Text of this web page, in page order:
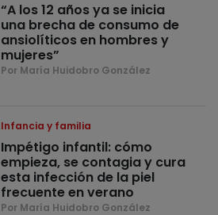
“A los 12 años ya se inicia
una brecha de consumo de
ansiolíticos en hombres y
mujeres”
Por María Huidobro González
Infancia y familia
Impétigo infantil: cómo
empieza, se contagia y cura
esta infección de la piel
frecuente en verano
Por María Huidobro González